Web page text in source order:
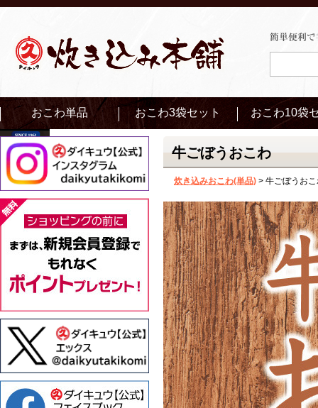
おこわ単品 おこわ3袋セット おこわ10袋
牛ごぼうおこわ
炊き込みおこわ(単品) > 牛ごぼうお